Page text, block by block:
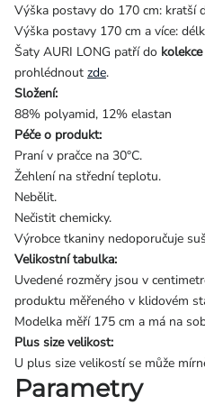
Výška postavy do 170 cm: kratší
Výška postavy 170 cm a více:
Šaty AURI LONG patří do
prohlédnout zde.
Složení:
88% polyamid, 12% elastan
Péče o produkt:
Praní v pračce na 30°C.
Žehlení na střední teplotu.
Nebělit.
Nečistit chemicky.
Výrobce tkaniny nedoporučuje
Velikostní tabulka:
Uvedené rozměry jsou v
produktu měřeného v klidovém
Modelka měří 175 cm a má na
Plus size velikost:
U plus size velikostí se může
Parametry